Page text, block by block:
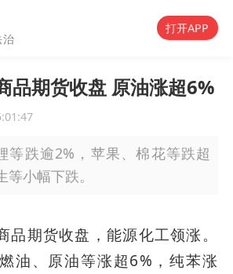
治
打开APP
品期货收盘 原油涨超6%
等跌逾2%，苹果、棉花等跌超
小幅下跌。
品期货收盘，能源化工领涨。
油、原油等涨超6%，纯苯涨